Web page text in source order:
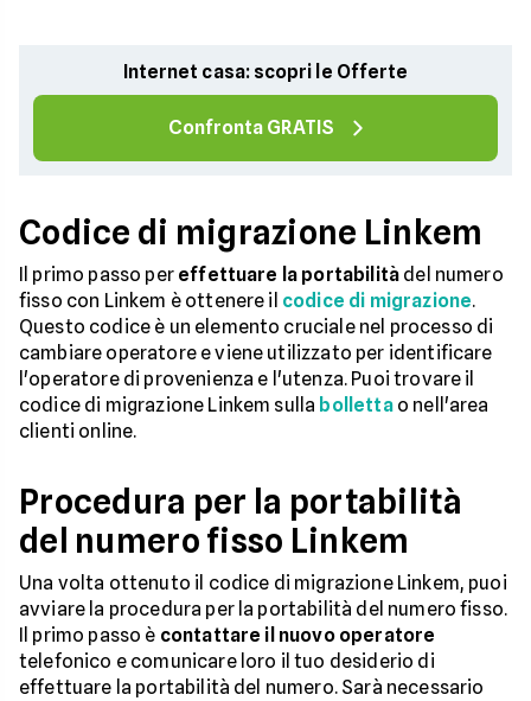
Internet casa: scopri le Offerte
Confronta GRATIS
Codice di migrazione Linkem
Il primo passo per effettuare la portabilità del numero
fisso con Linkem è ottenere il codice di migrazione.
Questo codice è un elemento cruciale nel processo di
cambiare operatore e viene utilizzato per identificare
l'operatore di provenienza e l'utenza. Puoi trovare il
codice di migrazione Linkem sulla bollettao nell'area
clienti online.
Procedura per la portabilità
del numero fisso Linkem
Una volta ottenuto il codice di migrazione Linkem, puoi
avviare la procedura per la portabilità del numero fisso.
Il primo passo è contattare il nuovo operatore
telefonico e comunicare loro il tuo desiderio di
effettuare la portabilità del numero. Sarà necessario